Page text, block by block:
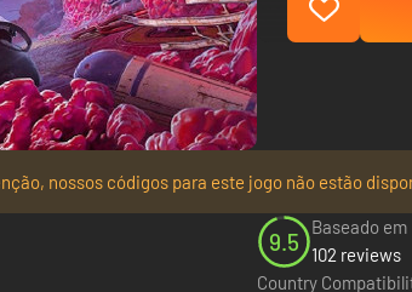
nossos códigos para este jogo não estão
9.5
Baseado em
102 reviews
Country